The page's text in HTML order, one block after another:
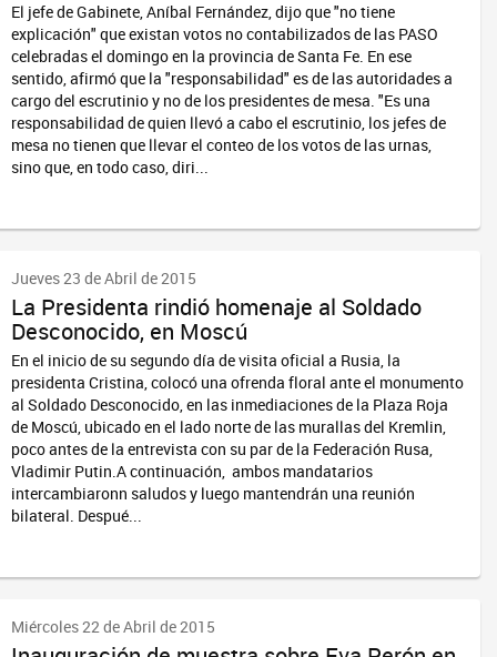
El jefe de Gabinete, Aníbal Fernández, dijo que "no tiene
explicación" que existan votos no contabilizados de las PASO
celebradas el domingo en la provincia de Santa Fe. En ese
sentido, afirmó que la "responsabilidad" es de las autoridades a
cargo del escrutinio y no de los presidentes de mesa. "Es una
responsabilidad de quien llevó a cabo el escrutinio, los jefes de
mesa no tienen que llevar el conteo de los votos de las urnas,
sino que, en todo caso, diri...
Jueves 23 de Abril de 2015
La Presidenta rindió homenaje al Soldado
Desconocido, en Moscú
En el inicio de su segundo día de visita oficial a Rusia, la
presidenta Cristina, colocó una ofrenda floral ante el monumento
al Soldado Desconocido, en las inmediaciones de la Plaza Roja
de Moscú, ubicado en el lado norte de las murallas del Kremlin,
poco antes de la entrevista con su par de la Federación Rusa,
Vladimir Putin.A continuación, ambos mandatarios
intercambiaronn saludos y luego mantendrán una reunión
bilateral. Despué...
Miércoles 22 de Abril de 2015